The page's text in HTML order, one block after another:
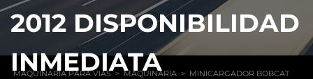
2012 DISPONIBILIDAD
INMEDIATA
MAQUINARIA PARA VIAS > MAQUINARIA > MINICARGADOR BOBCAT